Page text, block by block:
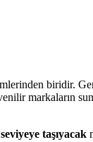
biridir.
markaların
taşıyacak